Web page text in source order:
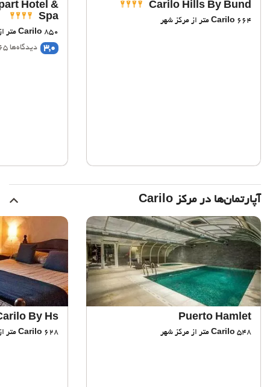
Carilo Hills By Bund
Carilo 664 متر از مرکز شهر
Hotel &
Spa
Carilo 850 متر از مرکز شهر
3,0 دیدگاه‌ها 265
آپارتمان‌ها در مرکز Carilo
Puerto Hamlet
Carilo 548 متر از مرکز شهر
By Hs
Carilo 628 متر از مرکز شهر